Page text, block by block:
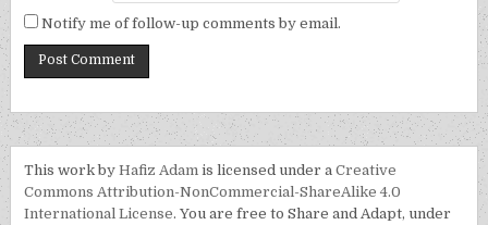
Notify me of follow-up comments by email.
This work byHafiz Adam is licensed under aCreative
Commons Attribution-NonCommercial-ShareAlike 4.0
International License. You are free to Share and Adapt, under